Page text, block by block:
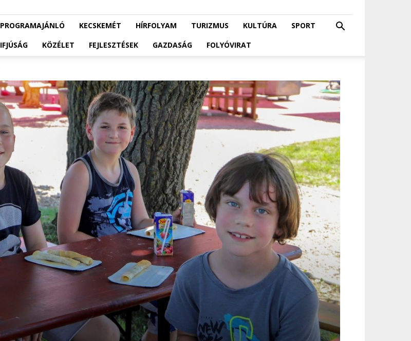
PROGRAMAJÁNLÓ KECSKEMÉT HÍRFOLYAM TURIZMUS KULTÚRA
SPORT
IFJÚSÁG
KÖZÉLET FEJLESZTÉSEK GAZDASÁG FOLYÓVIRAT